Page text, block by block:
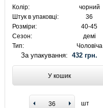
Колір:
чорний
Штук в упаковці:
36
Розміри:
40-45
Сезон:
демі
Тип:
Чоловіча
За упакування:432 грн.
У кошик
шт